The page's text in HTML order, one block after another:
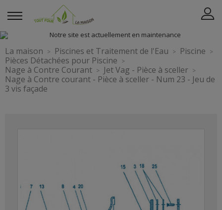
La maison Piscines et Traitement de l'Eau
Piscine
Pièces Détachées pour Piscine
Nage à Contre Courant
Jet Vag - Pièce à sceller
Nage à Contre courant - Pièce à sceller - Num 23 - Jeu de
3 vis façade